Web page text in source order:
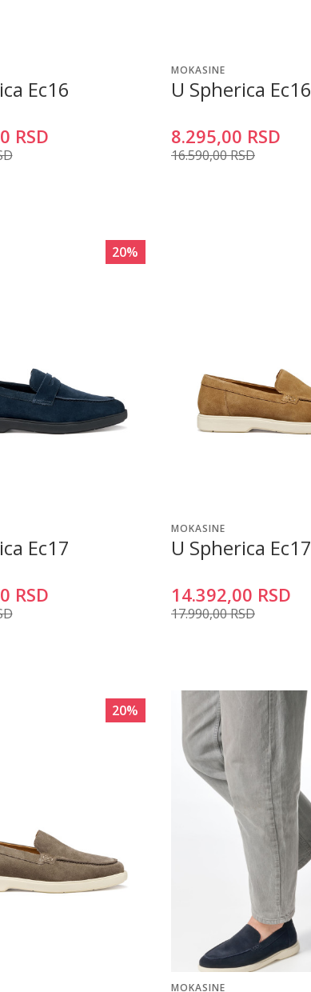
Ec16
RSD
MOKASINE
U Spherica Ec16
8.295,00 RSD
16.590,00RSD
20%
Ec17
RSD
MOKASINE
U Spherica Ec17
14.392,00 RSD
17.990,00RSD
20%
MOKASINE